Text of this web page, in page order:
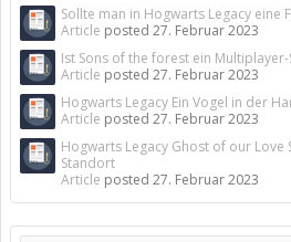
Sollte man in Hogwarts Legacy eine
Article posted 27. Februar 2023
Ist Sons of the forest ein Multiplayer-
Article posted 27. Februar 2023
Hogwarts Legacy Ein Vogel in der
Article posted 27. Februar 2023
Hogwarts Legacy Ghost of our Love
Standort
Article posted 27. Februar 2023